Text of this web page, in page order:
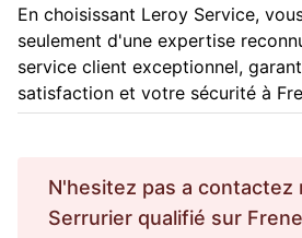
En choisissant Leroy Service,
seulement d'une expertise
service client exceptionnel,
satisfaction et votre sécurité à
N'hesitez pas a contactez
Serrurier qualifié sur